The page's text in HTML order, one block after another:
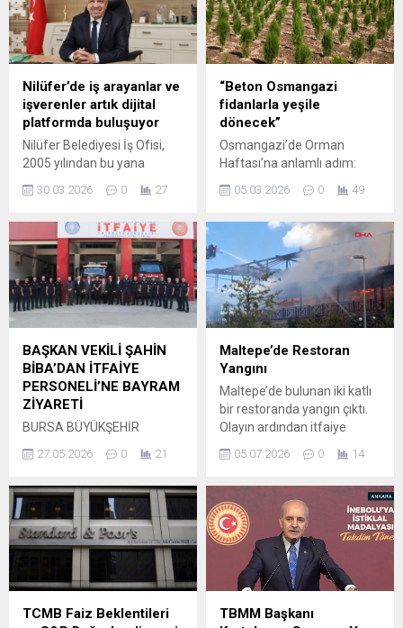
Nilüfer’de iş arayanlar ve
işverenler artık dijital
platformda buluşuyor
Nilüfer Belediyesi İş Ofisi,
2005 yılından bu yana
hizmetlerini dijital ortama
sayesinde iş arayanlar ve
işverenler tek bir noktada
buluşarak başvuru
süreçlerini daha hızlı ve
kolay yönetebilecek. Nilüfer
Belediyesi, kentteki
istihdamı desteklemek ve
insan kaynağını doğru
fırsatlarla buluşturmak
amacıyla İş Ofisi’nin yeni
30.03.2026 0 27
“Beton Osmangazi
fidanlarla yeşile
dönecek”
Osmangazi’de Orman
Haftası’na anlamlı adım:
fidanlarla yeşile dönecek”
Osmangazi’de çevre bilincini
güçlendirmeye yönelik
önemli bir iş birliği hayata
geçiriliyor. Gayrimenkul
danışmanı ve Doğa ve
Hayvanları Koruma Derneği
(DOHADERN) Başkanı
Veteriner Hekim İbrahim
Tugay Ateş’in girişimleriyle,
Expert Yatırım ile
Osmangazi Belediyesi
arasında çocuklara yönelik
geniş kapsamlı...
05.03.2026 0 49
BAŞKAN VEKİLİ ŞAHİN
BİBA’DAN İTFAİYE
PERSONELİ’NE BAYRAM
ZİYARETİ
BURSA BÜYÜKŞEHİR
ŞAHİN BİBA, BAYRAM
OLACAK İTFAİYE
PERSONELİNİ ZİYARET
EDEREK KOLAYLIKLAR
DİLEDİ. Bursa Büyükşehir
Belediyesi Başkan Vekili
Şahin Biba, Kurban Bayramı
öncesinde Küçük Sanayi
İtfaiye Grubu’nu ziyaret
27.05.2026 0 21
Maltepe’de Restoran
Yangını
Maltepe’de bulunan iki katlı
bir restoranda yangın çıktı.
Olayın ardından itfaiye
edilerek alevlere müdahale
restoranın arka kısmına
doğru yayılma riski taşıdığı
için ekipler önceliği alevlerin
ormanlık alana sıçramasını
engellemeye verdi.
Çalışmalar aralıksız sürüyor
ve çevredeki güvenlik
önlemleri artırıldı.
05.07.2026 0 14
TCMB Faiz Beklentileri
TBMM Başkanı